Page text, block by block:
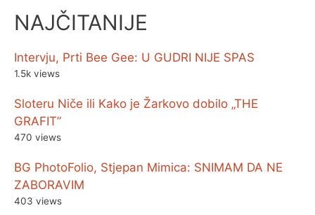
NAJČITANIJE
Intervju, Prti Bee Gee: U GUDRI NIJE SPAS
1.5k views
Sloteru Niče ili Kako je Žarkovo dobilo „THE
GRAFIT”
470 views
BG PhotoFolio, Stjepan Mimica: SNIMAM DA NE
ZABORAVIM
403 views